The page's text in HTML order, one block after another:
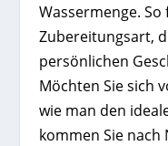
Wassermenge. So
Zubereitungsart,
persönlichen
Möchten Sie sich
wie man den
kommen Sie